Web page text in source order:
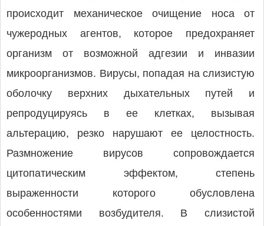
происходит механическое очищение носа от
чужеродных агентов, которое предохраняет
организм от возможной адгезии и инвазии
микроорганизмов. Вирусы, попадая на слизистую
оболочку верхних дыхательных путей и
репродуцируясь в ее клетках, вызывая
альтерацию, резко нарушают ее целостность.
Размножение вирусов сопровождается
цитопатическим эффектом, степень
выраженности которого обусловлена
особенностями возбудителя. В слизистой